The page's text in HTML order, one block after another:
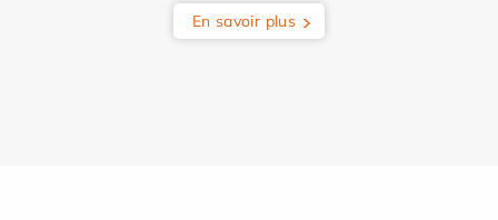
En savoir plus